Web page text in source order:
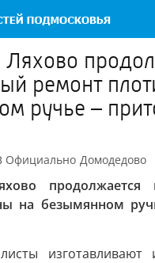
Ляхово
ремонт
ручье –
Официально Домодедово
продолжается
на безымянном